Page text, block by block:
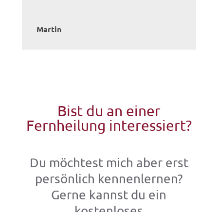
Martin
Bist du an einer
Fernheilung interessiert?
Du möchtest mich aber erst
persönlich kennenlernen?
Gerne kannst du ein